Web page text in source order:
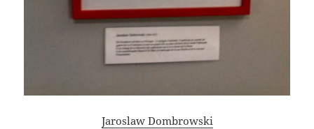
Jaroslaw Dombrowski